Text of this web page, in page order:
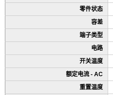
零件状态
容差
端子类型
电路
开关温度
额定电流 - AC
重置温度